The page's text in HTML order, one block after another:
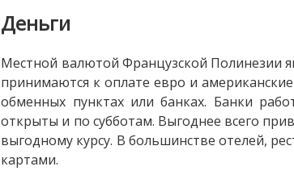
Деньги
Местной валютой Французской Полинезии
принимаются к оплате евро и
обменных пунктах или банках. Банки
открыты и по субботам. Выгоднее всего
выгодному курсу. В большинстве отелей,
картами.